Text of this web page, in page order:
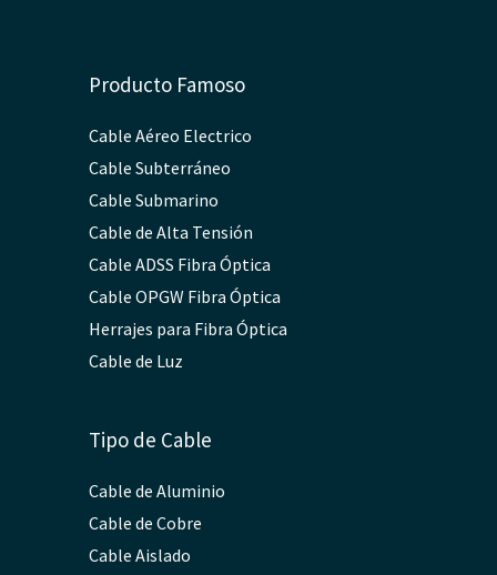
Producto Famoso
Cable Aéreo Electrico
Cable Subterráneo
Cable Submarino
Cable de Alta Tensión
Cable ADSS Fibra Óptica
Cable OPGW Fibra Óptica
Herrajes para Fibra Óptica
Cable de Luz
Tipo de Cable
Cable de Aluminio
Cable de Cobre
Cable Aislado